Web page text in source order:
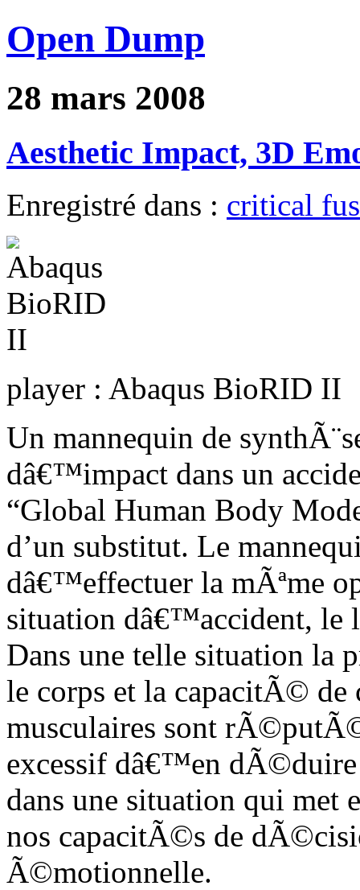
Open Dump
28 mars 2008
Aesthetic Impact, 3D
Enregistré dans : critical
player : Abaqus BioRID II
Un mannequin de
dâ€™impact dans un
“Global Human Body
d’un substitut. Le
dâ€™effectuer la mÃªme
situation dâ€™accident, le
Dans une telle situation la
le corps et la capacitÃ© de
musculaires sont
excessif dâ€™en dÃ©duire
dans une situation qui met
nos capacitÃ©s de
Ã©motionnelle.